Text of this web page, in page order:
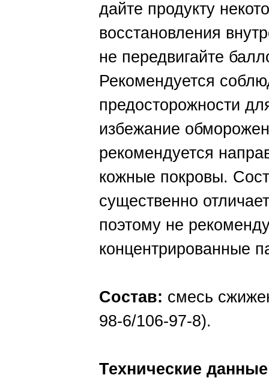
дайте продукту
восстановления
не передвигайте
Рекомендуется
предосторожности
избежание
рекомендуется
кожные покровы.
существенно
поэтому не
концентрированные
Состав: смесь
98-6/106-97-8).
Технические